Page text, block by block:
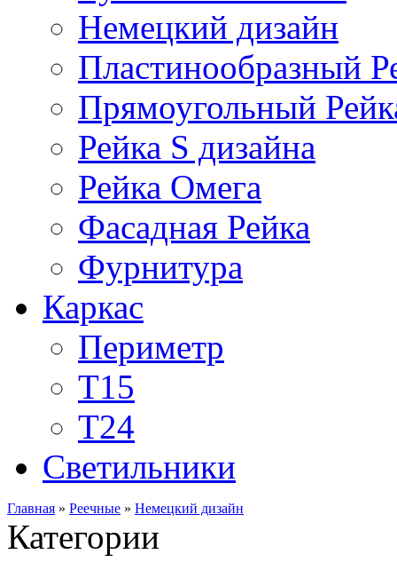
Немецкий дизайн
Пластинообразный
Прямоугольный
Рейка S дизайна
Рейка Омега
Фасадная Рейка
Фурнитура
Каркас
Периметр
Т15
Т24
Светильники
Главная » Реечные » Немецкий дизайн
Категории